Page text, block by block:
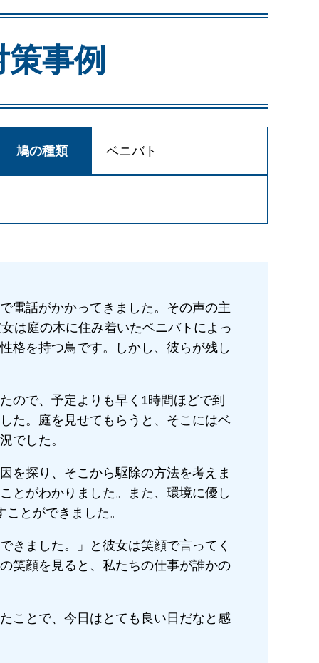
事例
鳩の種類 ベニバト
電話がかかってきました。その声の主
は庭の木に住み着いたベニバトによっ
格を持つ鳥です。しかし、彼らが残し
ので、予定よりも早く1時間ほどで到
た。庭を見せてもらうと、そこにはベ
でした。
を探り、そこから駆除の方法を考えま
とがわかりました。また、環境に優し
とができました。
きました。」と彼女は笑顔で言ってく
笑顔を見ると、私たちの仕事が誰かの
ことで、今日はとても良い日だなと感